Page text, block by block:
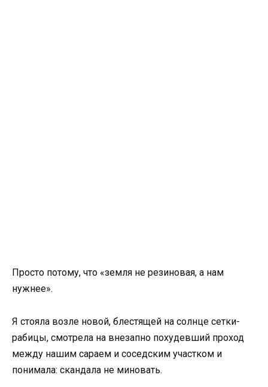
Просто потому, что «земля не резиновая, а нам
нужнее».
Я стояла возле новой, блестящей на солнце сетки-
рабицы, смотрела на внезапно похудевший проход
между нашим сараем и соседским участком и
понимала: скандала не миновать.